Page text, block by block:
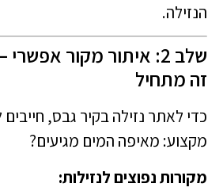
הנזילה.
שלב 2: איתור מקור
זה מתחיל
כדי לאתר נזילה בקיר גבס,
מקצוע: מאיפה המים מגיעים?
מקורות נפוצים לנזילות: